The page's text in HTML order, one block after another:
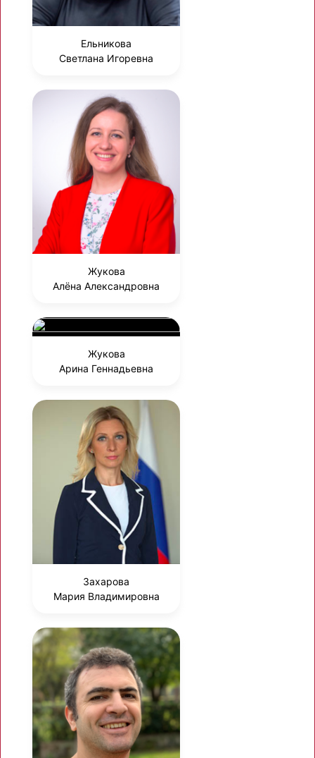
Ельникова
Светлана Игоревна
Жукова
Алёна Александровна
Жукова
Арина Геннадьевна
Захарова
Мария Владимировна